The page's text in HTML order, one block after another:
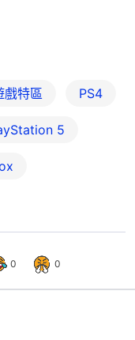
戲特區 PS4
5
0 0